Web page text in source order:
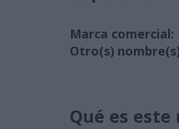
Marca
Otro(s)
Qué es